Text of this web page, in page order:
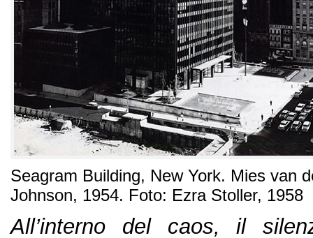
Seagram Building, New York. Mies van
Johnson, 1954. Foto: Ezra Stoller, 1958
All’interno del caos, il